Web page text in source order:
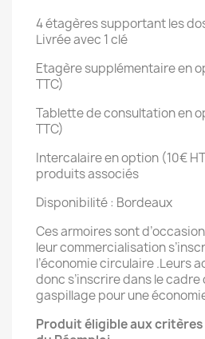
4 étagères supportant les
Livrée avec 1 clé
Etagère supplémentaire en
TTC)
Tablette de consultation en
TTC)
Intercalaire en option (10€
produits associés
Disponibilité : Bordeaux
Ces armoires sont
leur commercialisation
l’économie circulaire .Leurs
donc s’inscrire dans le cadre
gaspillage pour une
Produit éligible aux critères